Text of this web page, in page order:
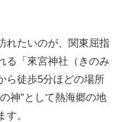
れたいのが、関東屈指
る「來宮神社（きのみ
ら徒歩5分ほどの場所
神”として熱海郷の地
。